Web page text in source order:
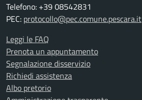
Telefono: +39 08542831
PEC: protocollo@pec.comune.pescara.it
Leggi le FAQ
Prenota un appuntamento
Segnalazione disservizio
Richiedi assistenza
Albo pretorio